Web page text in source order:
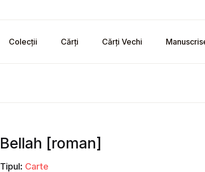
Colecții Cărți Cărți Vechi
Bellah [roman]
Tipul: Carte